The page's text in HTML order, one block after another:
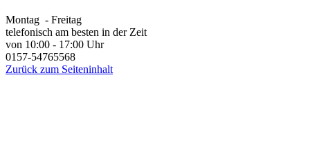
Montag - Freitag
telefonisch am besten in der Zeit
von 10:00 - 17:00 Uhr
0157-54765568
Zurück zum Seiteninhalt